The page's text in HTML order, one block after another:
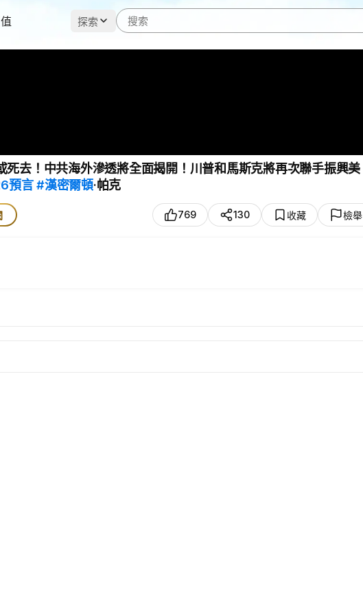
探索
去！中共海外滲透將全面揭開！川普和馬斯克將再次聯手振興美
預言 #漢密爾頓·帕克
769 130 收藏 檢舉
卻預言2025年他們會有矛盾分離。去年他預言說2025年會是一個鳳凰涅槃之年，如
西方民眾大面積的覺醒，明白了共產紅魔的邪惡，這不正如鳳凰涅槃一樣嗎？那麼
大家分享 英國靈媒漢密爾頓·帕克的最新預言。。。